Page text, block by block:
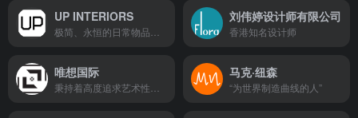
UP INTERIORS 刘伟婷设计师有限公司
香港知名设计师
唯想国际 马克·纽森
“为世界制造曲线的人”